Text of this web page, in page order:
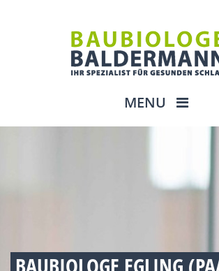
MENU